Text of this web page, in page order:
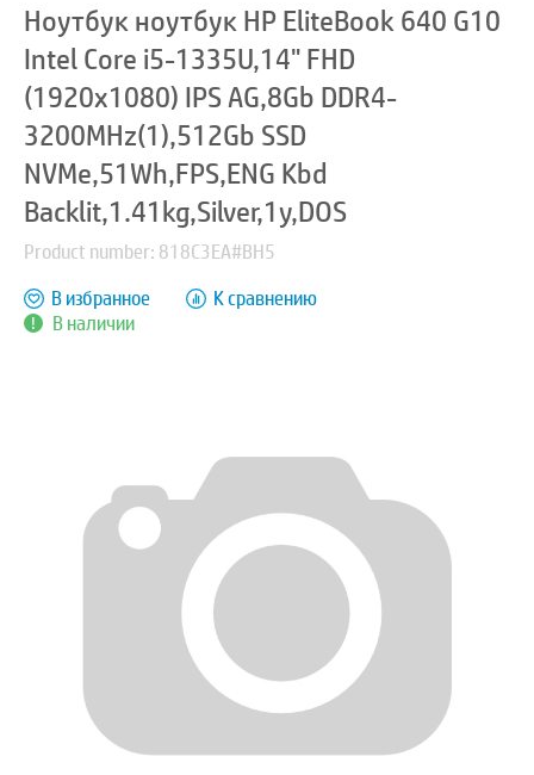
Ноутбук ноутбук HP EliteBook 640 G10
Intel Core i5-1335U,14" FHD
(1920x1080) IPS AG,8Gb DDR4-
3200MHz(1),512Gb SSD
NVMe,51Wh,FPS,ENG Kbd
Backlit,1.41kg,Silver,1y,DOS
Product number: 818C3EA#BH5
В наличии
В избранное К сравнению